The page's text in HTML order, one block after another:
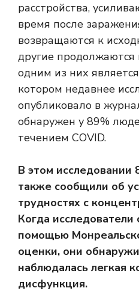
расстройства,
время после
возвращаются к
другие
одним из них
котором недавнее
опубликовало в
обнаружен у 89%
течением COVID.
В этом исследовании
также сообщили об
трудностях с
Когда исследователи
помощью
оценки, они
наблюдалась легкая
дисфункция.